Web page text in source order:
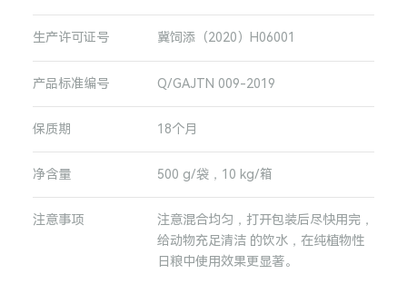
生产许可证号 冀饲添（2020）H06001
产品标准编号 Q/GAJTN 009-2019
保质期 18个月
净含量 500 g/袋，10 kg/箱
注意事项
注意混合均匀，打开包装后尽快用完，
给动物充足清洁 的饮水，在纯植物性
日粮中使用效果更显著。